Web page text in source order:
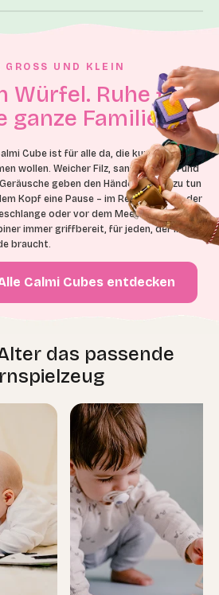
GROSS UND KLEIN
Würfel. Ruhe für
ganze Familie.
Cube ist für alle da, die kurz zur Ruhe
wollen. Weicher Filz, sanfte Farben und
geben den Händen etwas zu tun
Kopf eine Pause – im Restaurant, in der
oder vor dem Meeting. Am
immer griffbereit, für jeden, der ihn
braucht.
Calmi Cubes entdecken
das passende